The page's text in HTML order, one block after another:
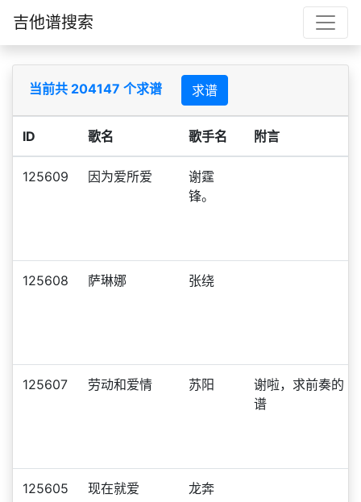
吉他谱搜索
当前共 204147 个求谱 求谱
ID 歌名 歌手名 附言
125609 因为爱所爱
谢霆
锋。
125608 萨琳娜 张绕
125607 劳动和爱情 苏阳
谢啦，求前奏的
谱
125605 现在就爱 龙奔